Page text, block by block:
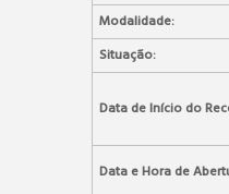
Modalidade:
Situação:
Data de Início do
Data e Hora de